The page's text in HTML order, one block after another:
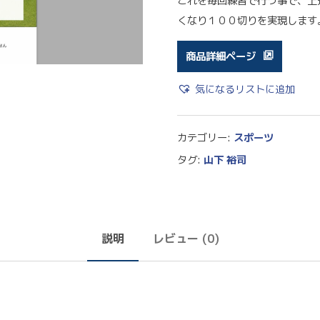
くなり１００切りを実現します。
商品詳細ページ
気になるリストに追加
カテゴリー: スポーツ
タグ: 山下 裕司
説明 レビュー (0)